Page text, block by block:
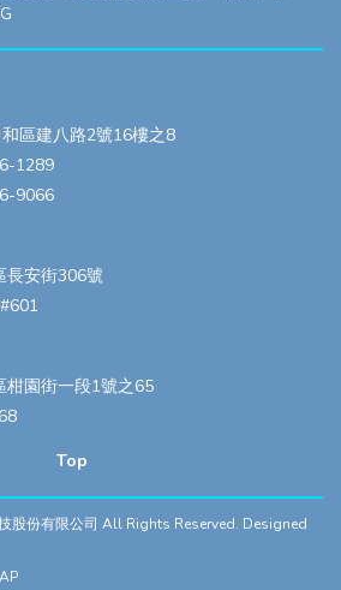
區建八路2號16樓之8
1289
9066
長安街306號
柑園街一段1號之65
Top
股份有限公司 All Rights Reserved. Designed